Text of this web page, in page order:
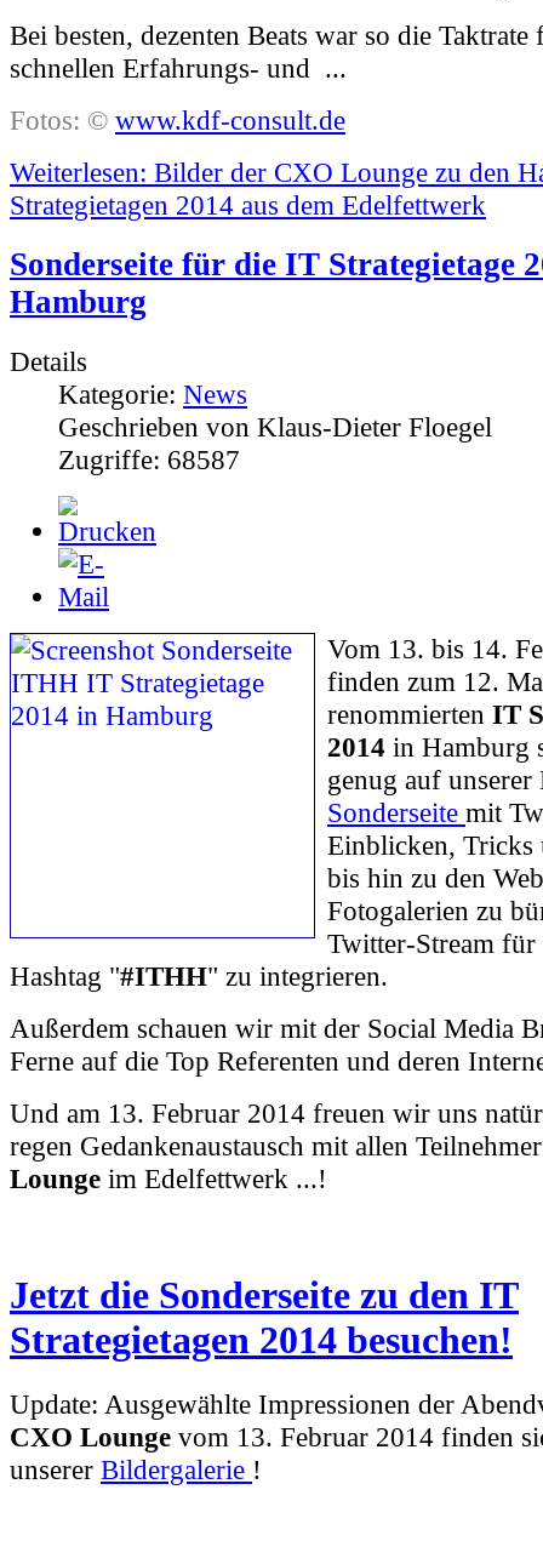
Bei besten, dezenten Beats war so die Taktrate
schnellen Erfahrungs- und ...
Fotos: © www.kdf-consult.de
Weiterlesen: Bilder der CXO Lounge zu den
Strategietagen 2014 aus dem Edelfettwerk
Sonderseite für die IT Strategietage
Hamburg
Details
Kategorie: News
Geschrieben von Klaus-Dieter Floegel
Zugriffe: 68587
Vom 13. bis 14.
finden zum 12.
renommierten IT
2014 in Hamburg
genug auf unserer
Sonderseite mit
Einblicken, Tricks
bis hin zu den
Fotogalerien zu
Twitter-Stream
Hashtag "#ITHH" zu integrieren.
Außerdem schauen wir mit der Social Media
Ferne auf die Top Referenten und deren
Und am 13. Februar 2014 freuen wir uns
regen Gedankenaustausch mit allen
Lounge im Edelfettwerk ...!
Jetzt die Sonderseite zu den IT
Strategietagen 2014 besuchen!
Update: Ausgewählte Impressionen der
CXO Lounge vom 13. Februar 2014 finden
unserer Bildergalerie !